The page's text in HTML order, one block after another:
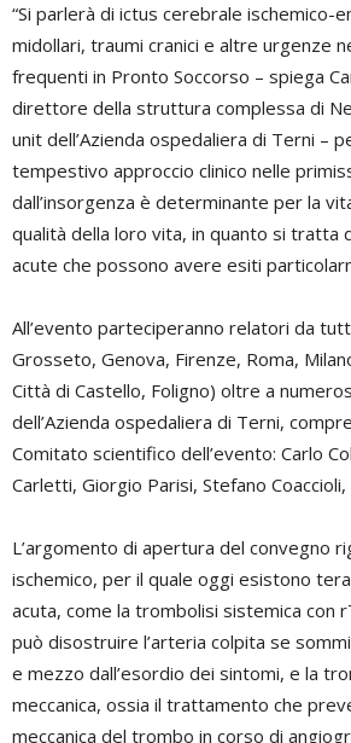
“Si parlerà di ictus cerebrale ischemico-
midollari, traumi cranici e altre urgenze
frequenti in Pronto Soccorso – spiega
direttore della struttura complessa di
unit dell’Azienda ospedaliera di Terni –
tempestivo approccio clinico nelle
dall’insorgenza è determinante per la
qualità della loro vita, in quanto si tratta
acute che possono avere esiti
All’evento parteciperanno relatori da
Grosseto, Genova, Firenze, Roma,
Città di Castello, Foligno) oltre a
dell’Azienda ospedaliera di Terni,
Comitato scientifico dell’evento: Carlo
Carletti, Giorgio Parisi, Stefano Coaccioli,
L’argomento di apertura del convegno
ischemico, per il quale oggi esistono
acuta, come la trombolisi sistemica con
può disostruire l’arteria colpita se
e mezzo dall’esordio dei sintomi, e la
meccanica, ossia il trattamento che
meccanica del trombo in corso di